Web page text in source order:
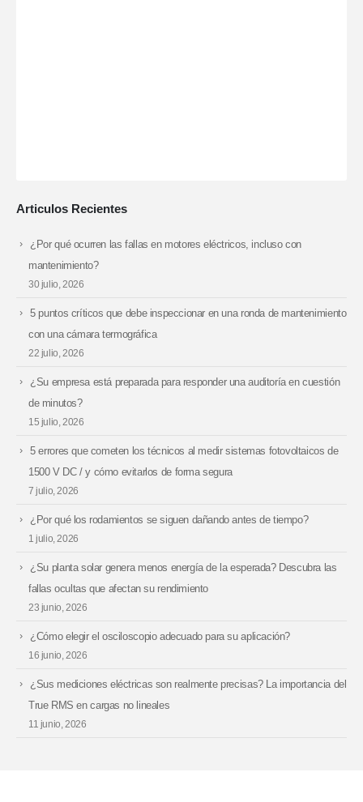
Articulos Recientes
¿Por qué ocurren las fallas en motores eléctricos, incluso con
mantenimiento?
30 julio, 2026
5 puntos críticos que debe inspeccionar en una ronda de mantenimiento
con una cámara termográfica
22 julio, 2026
¿Su empresa está preparada para responder una auditoría en cuestión
de minutos?
15 julio, 2026
5 errores que cometen los técnicos al medir sistemas fotovoltaicos de
1500 V DC / y cómo evitarlos de forma segura
7 julio, 2026
¿Por qué los rodamientos se siguen dañando antes de tiempo?
1 julio, 2026
¿Su planta solar genera menos energía de la esperada? Descubra las
fallas ocultas que afectan su rendimiento
23 junio, 2026
¿Cómo elegir el osciloscopio adecuado para su aplicación?
16 junio, 2026
¿Sus mediciones eléctricas son realmente precisas? La importancia del
True RMS en cargas no lineales
11 junio, 2026